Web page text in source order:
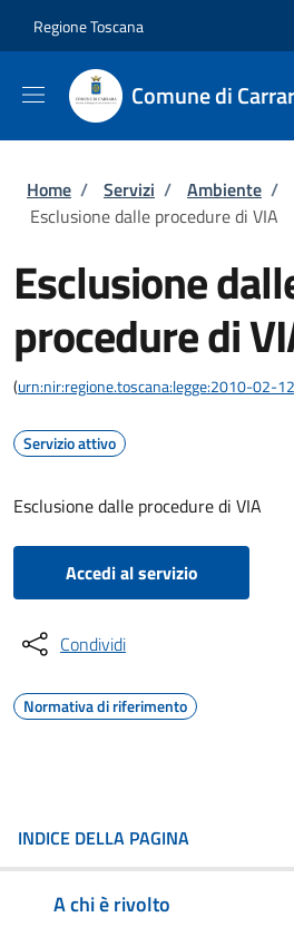
Regione Toscana
Comune di
Briciole di pane
Home / Servizi / Ambiente /
Esclusione dalle procedure di VIA
Esclusione
procedure di
(urn:nir:regione.toscana:legge:2010-02-
Servizio attivo
Esclusione dalle procedure di VIA
Accedi al servizio
Condividi
Normativa di riferimento
INDICE DELLA PAGINA
A chi è rivolto